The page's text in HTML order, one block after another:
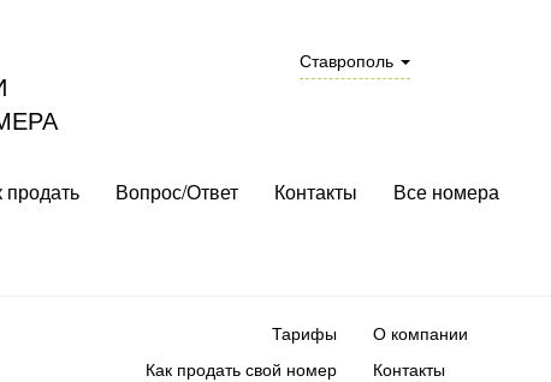
Ставрополь
продать Вопрос/Ответ Контакты Все номера
Тарифы
Как продать свой номер
О компании
Контакты